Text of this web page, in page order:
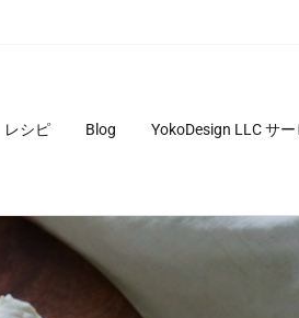
レシピ Blog YokoDesign LLC サー